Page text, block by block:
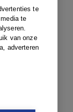
te
te
van onze
adverteren
zwaarwegende